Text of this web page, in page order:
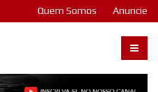
Quem Somos Anuncie